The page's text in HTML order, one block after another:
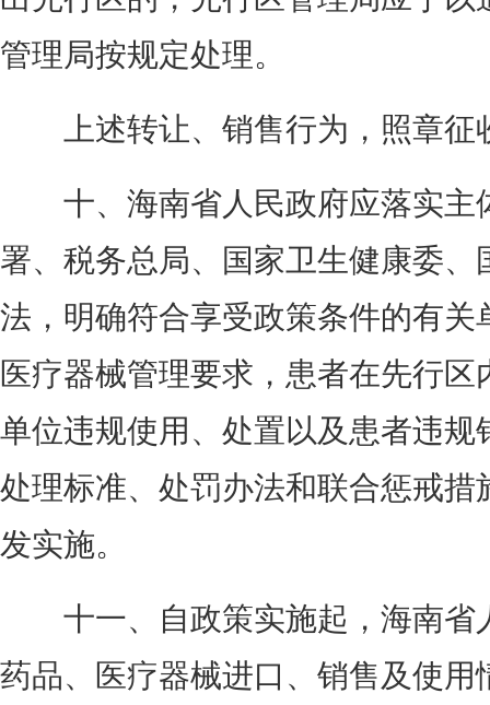
管理局按规定处理。
上述转让、销售行为，照章征
十、海南省人民政府应落实主
署、税务总局、国家卫生健康委
法，明确符合享受政策条件的有
医疗器械管理要求，患者在先行
单位违规使用、处置以及患者违
处理标准、处罚办法和联合惩戒
发实施。
十一、自政策实施起，海南省
药品、医疗器械进口、销售及使